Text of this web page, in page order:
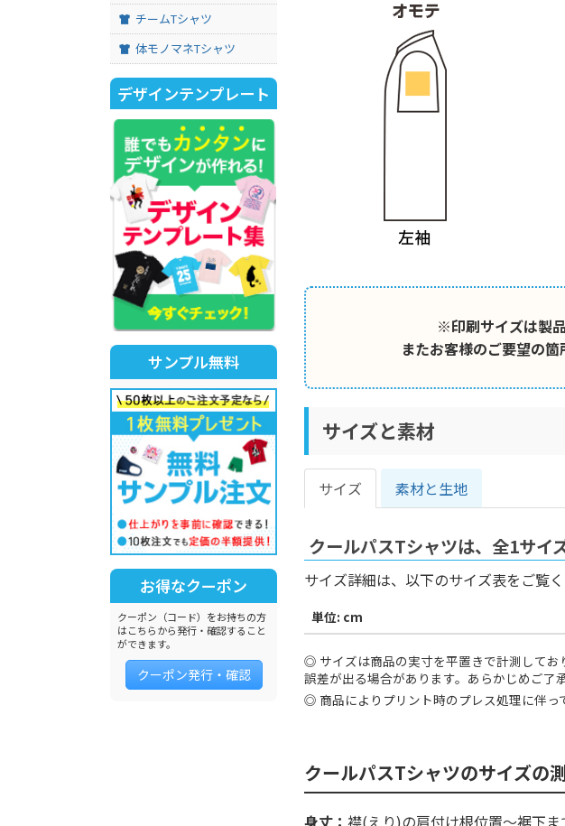
※印刷サイズは製
またお客様のご要望の
サイズと素材
サイズ 素材と生地
クールパスTシャツは、全1サイ
サイズ詳細は、以下のサイズ表をご覧く
単位: cm
サイズは商品の実寸を平置きで計測して
誤差が出る場合があります。あらかじめご了
商品によりプリント時のプレス処理に伴っ
クールパスTシャツのサイズの
身丈： 襟(えり)の肩付け根位置〜裾下ま
チームTシャツ
体モノマネTシャツ
デザインテンプレート
サンプル無料
お得なクーポン
クーポン（コード）をお持ちの方
はこちらから発行・確認すること
ができます。
クーポン発行・確認